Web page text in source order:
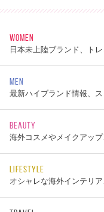
WOMEN
日本未上陸ブランド、ト
MEN
最新ハイブランド情報、
BEAUTY
海外コスメやメイクアッ
LIFESTYLE
オシャレな海外インテリ